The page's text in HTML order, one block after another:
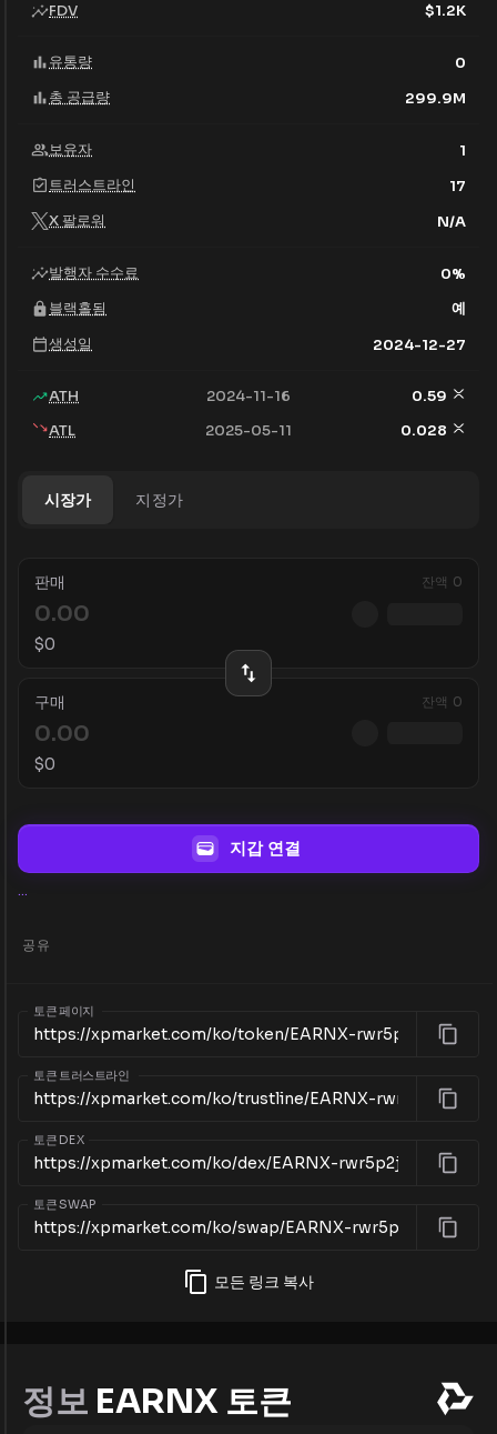
FDV $1.2K
유통량
0
총 공급량
299.9M
보유자
1
트러스트라인
17
X 팔로워
N/A
발행자 수수료 0%
블랙홀됨
예
생성일
2024-12-27
ATH 2024-11-16
0.59
ATL
2025-05-11 0.028
시장가 지정가
판매 잔액 0
$0
구매 잔액 0
$0
지갑 연결
공유
토큰 페이지
토큰 트러스트라인
토큰 DEX
토큰 SWAP
모든 링크 복사
정보 EARNX 토큰